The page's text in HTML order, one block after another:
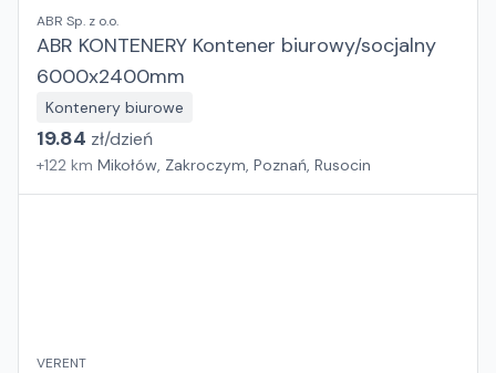
ABR Sp. z o.o.
ABR KONTENERY Kontener biurowy/socjalny
6000x2400mm
Kontenery biurowe
19.84 zł/dzień
+122 km Mikołów, Zakroczym, Poznań, Rusocin
VERENT